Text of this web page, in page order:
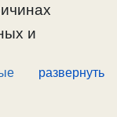
и
развернуть